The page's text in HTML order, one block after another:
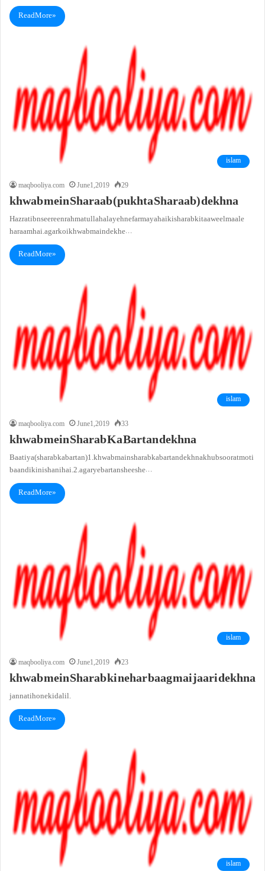
Read More »
islam
maqbooliya.com
June 1, 2019 29
khwab mein Sharaab (pukhta Sharaab) dekhna
Hazrat ibn seereen rahmatullah alayeh ne farmaya hai ki sharab ki taaweel maale
haraam hai. agar koi khwab main dekhe…
Read More »
islam
maqbooliya.com
June 1, 2019 33
khwab mein Sharab Ka Bartan dekhna
Baatiya (sharab ka bartan)1. khwab main sharab ka bartan dekhna khubsoorat moti
baandi ki nishani hai.2. agar ye bartan sheeshe…
Read More »
islam
maqbooliya.com
June 1, 2019 23
khwab mein Sharab ki nehar baag mai jaari dekhna
jannati hone ki dalil.
Read More »
islam